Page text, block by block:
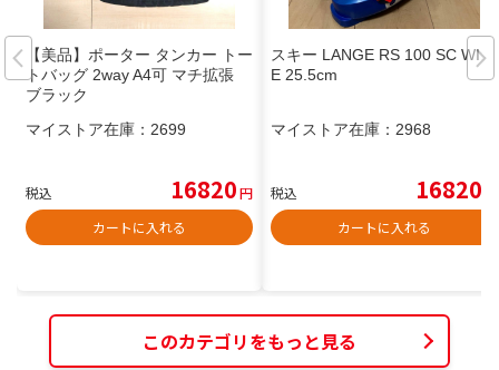
【美品】ポーター タンカー トー
トバッグ 2way A4可 マチ拡張
ブラック
マイストア在庫： 2699
税込 16820円
カートに入れる
スキー LANGE RS 100 SC WID
E 25.5cm
マイストア在庫： 2968
税込 16820
カートに入れる
このカテゴリをもっと見る